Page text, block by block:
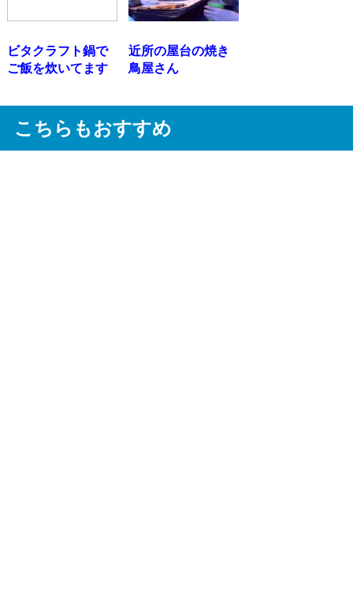
ビタクラフト鍋で
ご飯を炊いてます
近所の屋台の焼き
鳥屋さん
こちらもおすすめ